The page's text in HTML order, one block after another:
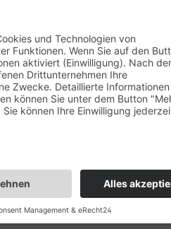
bereithalten.
Arzt/…